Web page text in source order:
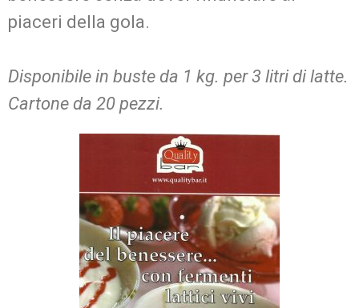
piaceri della gola.
Disponibile in buste da 1 kg. per 3 litri di latte.
Cartone da 20 pezzi.